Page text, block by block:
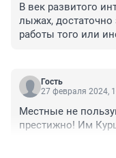
В век развитого
лыжах, достаточно
работы того или
Гость
27 февраля 2024,
Местные не
престижно! Им